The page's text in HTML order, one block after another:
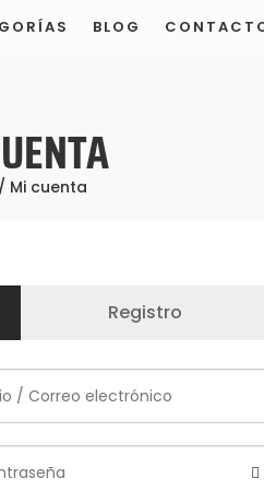
BLOG
/ Mi cuenta
Registro